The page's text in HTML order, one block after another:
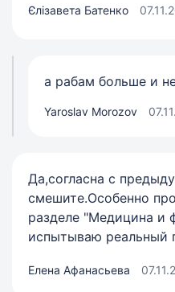
Єлізавета Батенко
а рабам больше и
Yaroslav Morozov
Да,согласна с
смешите.Особенно
разделе "Медицина и
испытываю реальный
Елена Афанасьева